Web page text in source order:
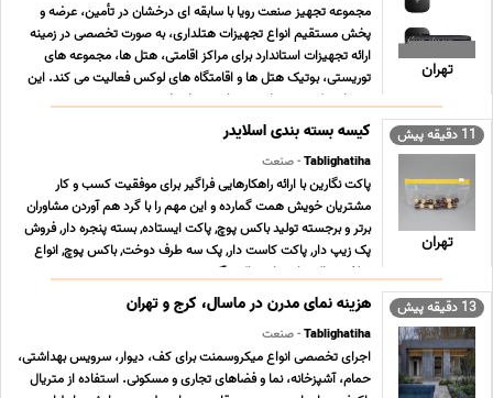
تهران
مجموعه تجهیز صنعت رویا با سابقه ای درخشان در تأمین، عرضه و
پخش مستقیم انواع تجهیزات هتلداری، به صورت تخصصی در زمینه
ارائه تجهیزات استاندارد برای مراکز اقامتی، هتل ها، مجموعه های
توریستی، بوتیک هتل ها و اقامتگاه های لوکس فعالیت می کند. این
برند با تمرکز ویژه بر امنیت، راحتی و استا ... ...
11 دقیقه پیش
تهران
کیسه بسته بندی اسلایدر
Tablighatiha- صنعت
پاکت نگارین با ارائه راهکارهایی فراگیر برای موفقیت کسب و کار
مشتریان خویش همت گمارده و این مهم را با گرد هم آوردن مشاوران
برتر و برجسته تولید باکس پوچ, پاکت ایستاده, بسته پنجره دار, فروش
پک زیپ دار, پاکت کاست دار, پک سه طرف دوخت, باکس پوچ, انواع
سلفون, پاکت ایستاده, پاکت آلومینیو ... ...
13 دقیقه پیش هزینه نمای مدرن در ماسال، کرج و تهران
Tablighatiha- صنعت
اجرای تخصصی انواع میکروسمنت برای کف، دیوار، سرویس بهداشتی،
حمام، آشپزخانه، نما و فضاهای تجاری و مسکونی. استفاده از متریال